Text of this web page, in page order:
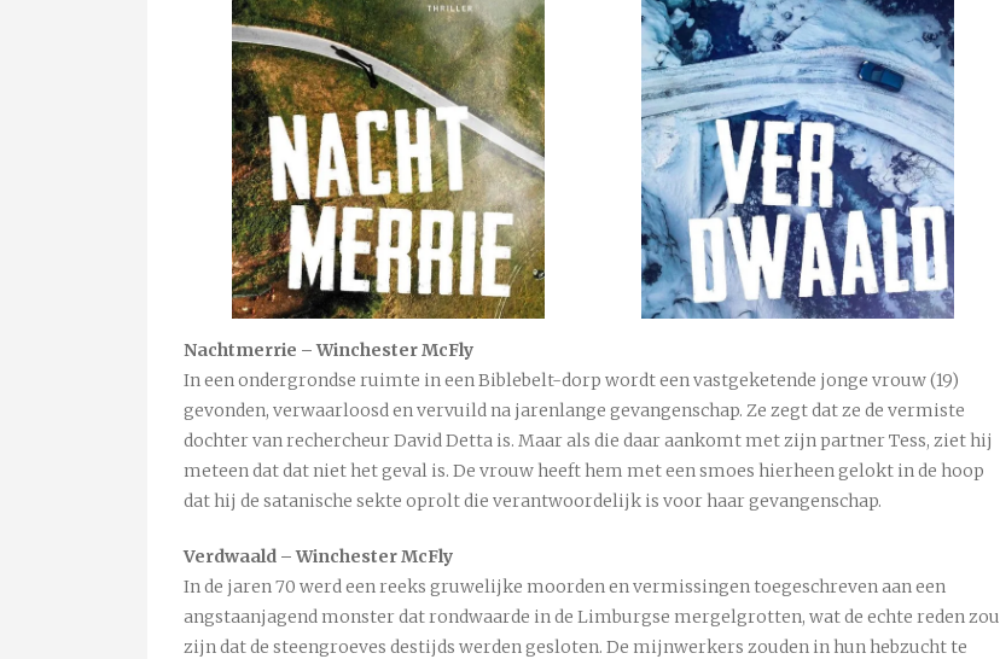
Nachtmerrie – Winchester McFly
In een ondergrondse ruimte in een Biblebelt-dorp wordt een vastgeketende jonge vrouw (19)
gevonden, verwaarloosd en vervuild na jarenlange gevangenschap. Ze zegt dat ze de vermiste
dochter van rechercheur David Detta is. Maar als die daar aankomt met zijn partner Tess, ziet hij
meteen dat dat niet het geval is. De vrouw heeft hem met een smoes hierheen gelokt in de hoop
dat hij de satanische sekte oprolt die verantwoordelijk is voor haar gevangenschap.
Verdwaald – Winchester McFly
In de jaren 70 werd een reeks gruwelijke moorden en vermissingen toegeschreven aan een
angstaanjagend monster dat rondwaarde in de Limburgse mergelgrotten, wat de echte reden zou
zijn dat de steengroeves destijds werden gesloten. De mijnwerkers zouden in hun hebzucht te